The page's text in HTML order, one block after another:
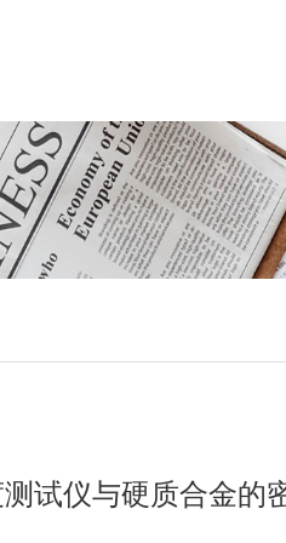
试仪与硬质合金的